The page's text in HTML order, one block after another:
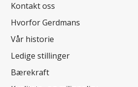
Kontakt oss
Hvorfor Gerdmans
Vår historie
Ledige stillinger
Bærekraft